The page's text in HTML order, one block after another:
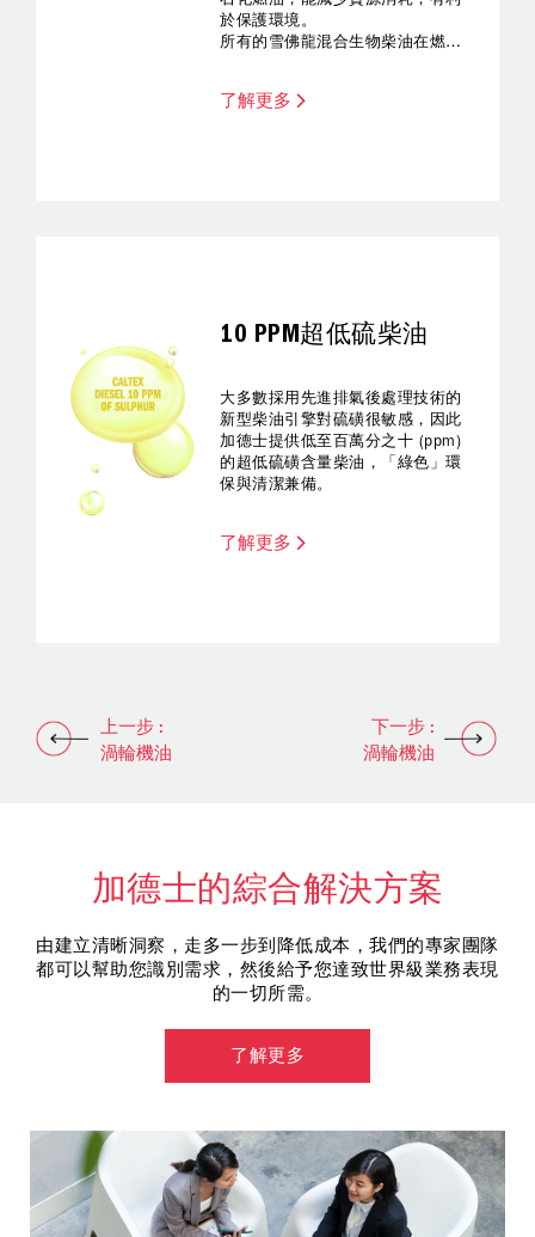
於保護環境。
所有的雪佛龍混合生物柴油在燃油
遵循原始設備製造商(OEM)準則。
了解更多
10 PPM超低硫柴油
大多數採用先進排氣後處理技術的
新型柴油引擎對硫磺很敏感，因此
加德士提供低至百萬分之十 (ppm)
的超低硫磺含量柴油，「綠色」環
保與清潔兼備。
了解更多
上一步 :
渦輪機油
下一步 :
渦輪機油
加德士的綜合解決方案
由建立清晰洞察，走多一步到降低成本，我們的專家團隊
都可以幫助您識別需求，然後給予您達致世界級業務表現
的一切所需。
了解更多